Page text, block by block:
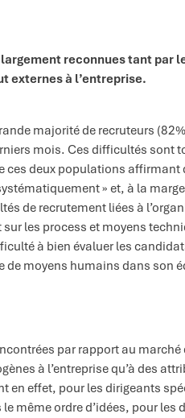
reconnues tant par
externes à l’entreprise.
majorité de recruteurs
mois. Ces difficultés sont
deux populations affirmant
» et, à la
de recrutement liées à
les process et moyens
à bien évaluer les
moyens humains dans son
par rapport au marché
à l’entreprise qu’à des
en effet, pour les dirigeants
même ordre d’idées, pour les